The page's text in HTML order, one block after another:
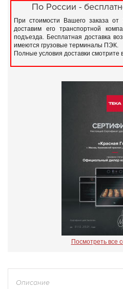
По России -
При стоимости Вашего заказа
доставим его транспортной
подъезда. Бесплатная доставка
имеются грузовые терминалы ПЭК.
Полные условия доставки смотрите
Посмотреть все
Описание